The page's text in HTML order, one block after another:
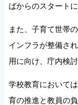
ばからのスタート
また、子育て世帯
インフラが整備さ
用に向け、庁内検
学校教育において
育の推進と教員の